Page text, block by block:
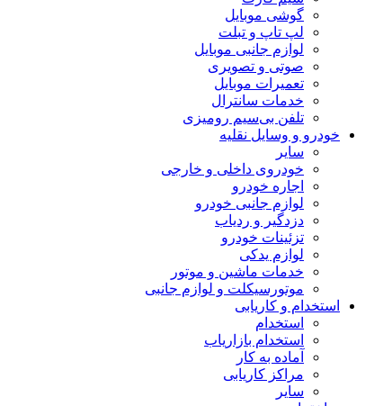
گوشی موبایل
لپ تاپ و تبلت
لوازم جانبی موبایل
صوتی و تصویری
تعمیرات موبایل
خدمات سانترال
تلفن بی‌سیم رومیزی
خودرو و وسایل نقلیه
سایر
خودروی داخلی و خارجی
اجاره خودرو
لوازم جانبی خودرو
دزدگیر و ردیاب
تزئینات خودرو
لوازم یدکی
خدمات ماشین و موتور
موتورسیکلت و لوازم جانبی
استخدام و کاریابی
استخدام
استخدام بازاریاب
آماده به کار
مراکز کاریابی
سایر